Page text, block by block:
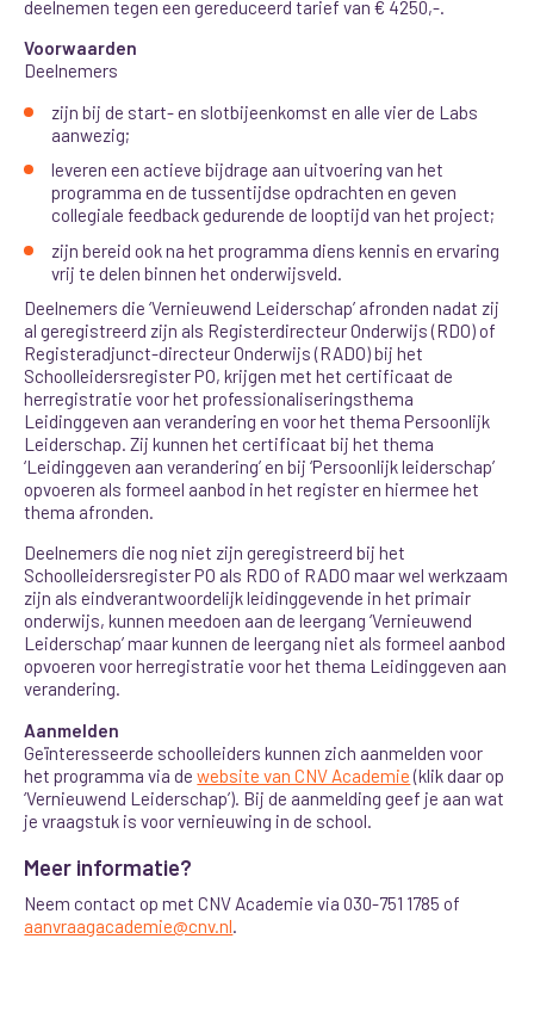
deelnemen tegen een gereduceerd tarief van € 4250,-.
Voorwaarden
Deelnemers
zijn bij de start- en slotbijeenkomst en alle vier de Labs
aanwezig;
leveren een actieve bijdrage aan uitvoering van het
programma en de tussentijdse opdrachten en geven
collegiale feedback gedurende de looptijd van het project;
zijn bereid ook na het programma diens kennis en ervaring
vrij te delen binnen het onderwijsveld.
Deelnemers die ‘Vernieuwend Leiderschap’ afronden nadat zij
al geregistreerd zijn als Registerdirecteur Onderwijs (RDO) of
Registeradjunct-directeur Onderwijs (RADO) bij het
Schoolleidersregister PO, krijgen met het certificaat de
herregistratie voor het professionaliseringsthema
Leidinggeven aan verandering en voor het thema Persoonlijk
Leiderschap. Zij kunnen het certificaat bij het thema
‘Leidinggeven aan verandering’ en bij ‘Persoonlijk leiderschap’
opvoeren als formeel aanbod in het register en hiermee het
thema afronden.
Deelnemers die nog niet zijn geregistreerd bij het
Schoolleidersregister PO als RDO of RADO maar wel werkzaam
zijn als eindverantwoordelijk leidinggevende in het primair
onderwijs, kunnen meedoen aan de leergang ‘Vernieuwend
Leiderschap’ maar kunnen de leergang niet als formeel aanbod
opvoeren voor herregistratie voor het thema Leidinggeven aan
verandering.
Aanmelden
Geïnteresseerde schoolleiders kunnen zich aanmelden voor
het programma via dewebsite van CNV Academie(klik daar op
‘Vernieuwend Leiderschap’). Bij de aanmelding geef je aan wat
je vraagstuk is voor vernieuwing in de school.
Meer informatie?
Neem contact op met CNV Academie via 030-751 1785 of
aanvraagacademie@cnv.nl